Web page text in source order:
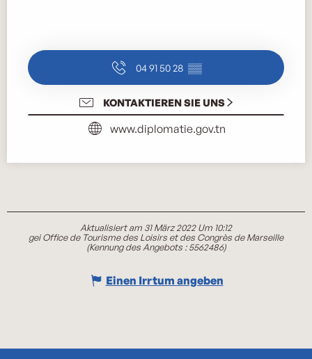
04 91 50 28 ▒▒
KONTAKTIEREN SIE UNS
www.diplomatie.gov.tn
Aktualisiert am 31 März 2022 Um 10:12
gei Office de Tourisme des Loisirs et des Congrès de Marseille
(Kennung des Angebots :5562486)
Einen Irrtum angeben